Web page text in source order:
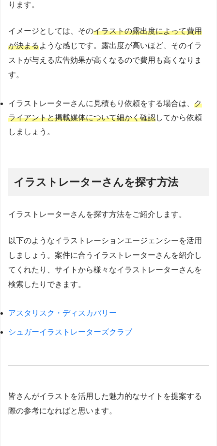
ります。
イメージとしては、そのイラストの露出度によって費用
が決まるような感じです。露出度が高いほど、そのイラ
ストが与える広告効果が高くなるので費用も高くなりま
す。
イラストレーターさんに見積もり依頼をする場合は、 ク
ライアントと掲載媒体について細かく確認してから依頼
しましょう。
イラストレーターさんを探す方法
イラストレーターさんを探す方法をご紹介します。
以下のようなイラストレーションエージェンシーを活用
しましょう。案件に合うイラストレーターさんを紹介し
てくれたり、サイトから様々なイラストレーターさんを
検索したりできます。
アスタリスク・ディスカバリー
シュガーイラストレーターズクラブ
皆さんがイラストを活用した魅力的なサイトを提案する
際の参考になればと思います。